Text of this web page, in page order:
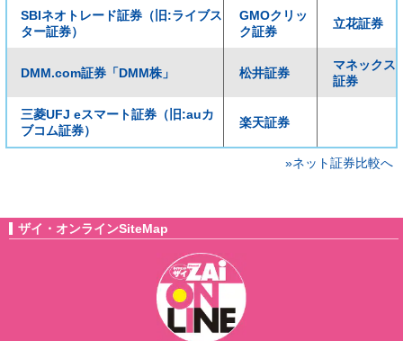
SBIネオトレード証券（旧:ライブス
ター証券）
GMOクリッ
ク証券
立花証券
DMM.com証券「DMM株」 松井証券
マネックス
証券
三菱UFJ eスマート証券（旧:auカ
ブコム証券）
楽天証券
»ネット証券比較へ
ザイ・オンラインSiteMap